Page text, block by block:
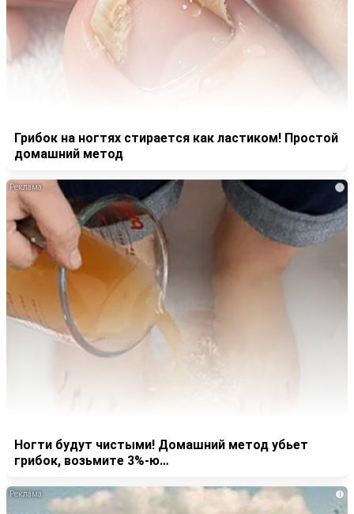
Грибок на ногтях стирается как ластиком! Простой
домашний метод
i
Ногти будут чистыми! Домашний метод убьет
грибок, возьмите 3%-ю…
i